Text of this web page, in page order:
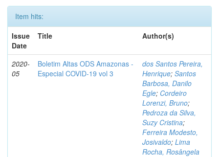
Item hits:
Issue
Date
Title Author(s)
2020-
05
Boletim Altas ODS Amazonas -
Especial COVID-19 vol 3
dos Santos Pereira,
Henrique; Santos
Barbosa, Danilo
Egle; Cordeiro
Lorenzi, Bruno;
Pedroza da Silva,
Suzy Cristina;
Ferreira Modesto,
Josivaldo; Lima
Rocha, Rosângela